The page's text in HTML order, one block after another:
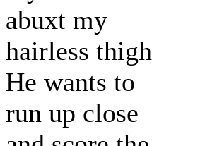
abuxt my
hairless thigh
He wants to
run up close